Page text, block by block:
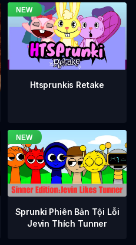
Htsprunkis Retake
Sprunki Phiên Bản Tội Lỗi
Jevin Thích Tunner